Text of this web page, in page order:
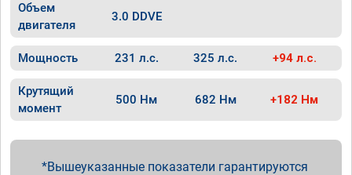
Объем
двигателя
3.0 DDVE
Мощность 231 л.с. 325 л.с. +94 л.с.
Крутящий
момент
500 Нм 682 Нм +182 Нм
Вышеуказанные показатели гарантируются